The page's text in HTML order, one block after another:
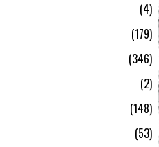
4
179
346
2
148
53